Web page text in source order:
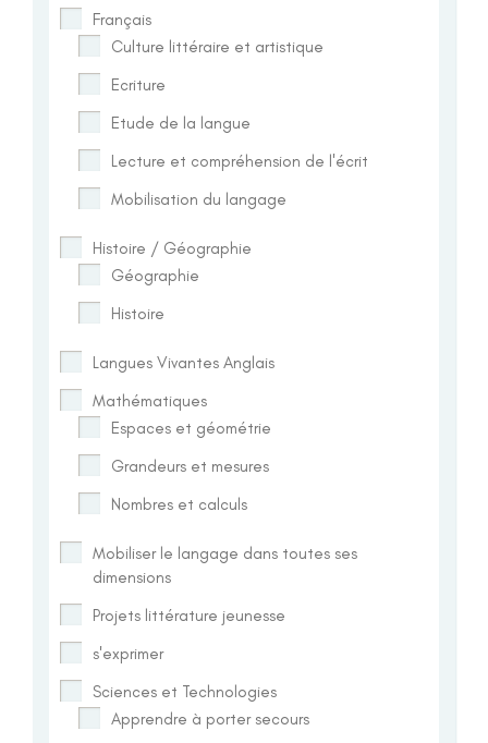
Français
Culture littéraire et artistique
Ecriture
Etude de la langue
Lecture et compréhension de l'écrit
Mobilisation du langage
Histoire / Géographie
Géographie
Histoire
Langues Vivantes Anglais
Mathématiques
Espaces et géométrie
Grandeurs et mesures
Nombres et calculs
Mobiliser le langage dans toutes ses
dimensions
Projets littérature jeunesse
s'exprimer
Sciences et Technologies
Apprendre à porter secours